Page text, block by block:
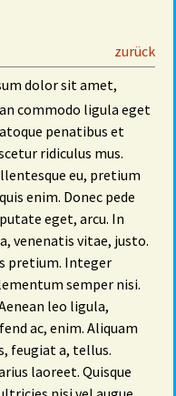
zurück
dolor sit amet,
commodo ligula eget
penatibus et
ridiculus mus.
eu, pretium
enim. Donec pede
eget, arcu. In
venenatis vitae, justo.
pretium. Integer
semper nisi.
leo ligula,
ac, enim. Aliquam
feugiat a, tellus.
laoreet. Quisque